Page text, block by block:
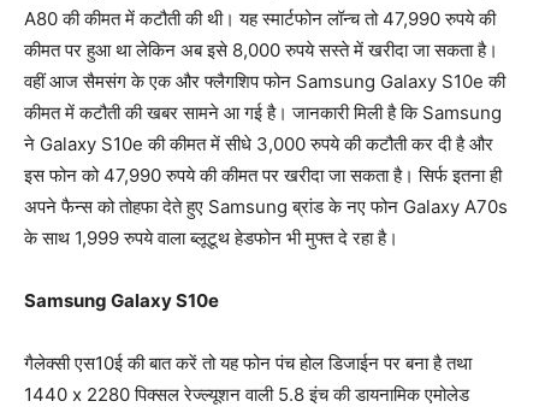
A80 की कीमत में कटौती की थी। यह स्मार्टफोन लॉन्च तो 47,990 रुपये की
कीमत पर हुआ था लेकिन अब इसे 8,000 रुपये सस्ते में खरीदा जा सकता है।
वहीं आज सैमसंग के एक और फ्लैगशिप फोन Samsung Galaxy S10e की
कीमत में कटौती की खबर सामने आ गई है। जानकारी मिली है कि Samsung
ने Galaxy S10e की कीमत में सीधे 3,000 रुपये की कटौती कर दी है और
इस फोन को 47,990 रुपये की कीमत पर खरीदा जा सकता है। सिर्फ इतना ही
अपने फैन्स को तोहफा देते हुए Samsung ब्रांड के नए फोन Galaxy A70s
के साथ 1,999 रुपये वाला ब्लूटूथ हेडफोन भी मुफ्त दे रहा है।
Samsung Galaxy S10e
गैलेक्सी एस10ई की बात करें तो यह फोन पंच ​होल डिजाईन पर बना है तथा
1440 x 2280 पिक्सल रेज्ल्यूशन वाली 5.8 इंच की डायनामिक एमोलेड